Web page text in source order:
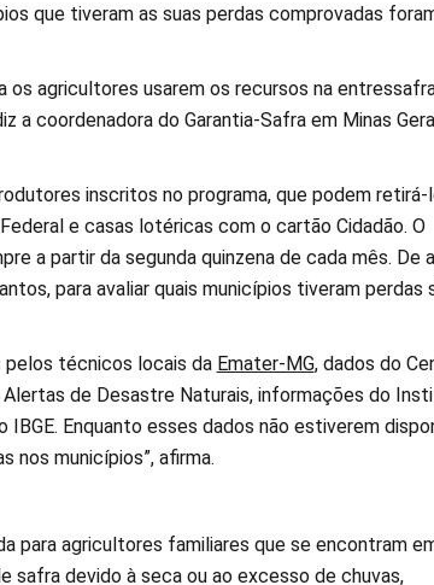
que tiveram as suas perdas comprovadas
os agricultores usarem os recursos na
a coordenadora do Garantia-Safra em Minas
inscritos no programa, que podem retirá-
e casas lotéricas com o cartão Cidadão. O
a partir da segunda quinzena de cada mês. De
para avaliar quais municípios tiveram perdas
pelos técnicos locais da Emater-MG, dados do
de Desastre Naturais, informações do
Enquanto esses dados não estiverem
nos municípios”, afirma.
para agricultores familiares que se encontram
safra devido à seca ou ao excesso de chuvas,